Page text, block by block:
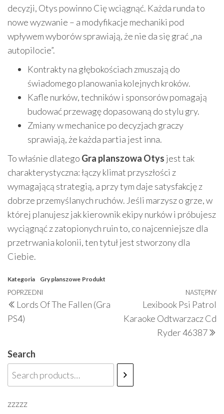
decyzji, Otys powinno Cię wciągnąć. Każda runda to
nowe wyzwanie – a modyfikacje mechaniki pod
wpływem wyborów sprawiają, że nie da się grać „na
autopilocie”.
Kontrakty na głębokościach zmuszają do
świadomego planowania kolejnych kroków.
Kafle nurków, techników i sponsorów pomagają
budować przewagę dopasowaną do stylu gry.
Zmiany w mechanice po decyzjach graczy
sprawiają, że każda partia jest inna.
To właśnie dlatego Gra planszowa Otys jest tak
charakterystyczna: łączy klimat przyszłości z
wymagającą strategią, a przy tym daje satysfakcję z
dobrze przemyślanych ruchów. Jeśli marzysz o grze, w
której planujesz jak kierownik ekipy nurków i próbujesz
wyciągnąć z zatopionych ruin to, co najcenniejsze dla
przetrwania kolonii, ten tytuł jest stworzony dla
Ciebie.
Kategoria Gry planszowe Produkt
Nawigacja
wpisu
Poprzedni
wpis
POPRZEDNI
Lords Of The Fallen (Gra
PS4)
NASTĘPNY
Lexibook Psi Patrol
Karaoke Odtwarzacz Cd
Ryder 46387
Search
zzzzz